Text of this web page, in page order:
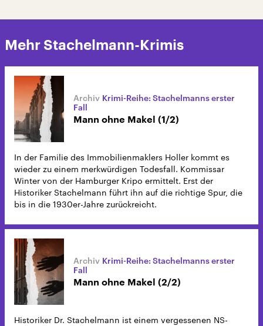
Mehr Stachelmann-Krimis
Krimi-Reihe: Stachelmanns erster
Fall
Mann ohne Makel (1/2)
In der Familie des Immobilienmaklers Holler kommt es
wieder zu einem merkwürdigen Todesfall. Kommissar
Winter von der Hamburger Kripo ermittelt. Erst der
Historiker Stachelmann führt ihn auf die richtige Spur, die
bis in die 1930er-Jahre zurückreicht.
Krimi-Reihe: Stachelmanns erster
Fall
Mann ohne Makel (2/2)
Historiker Dr. Stachelmann ist einem vergessenen NS-